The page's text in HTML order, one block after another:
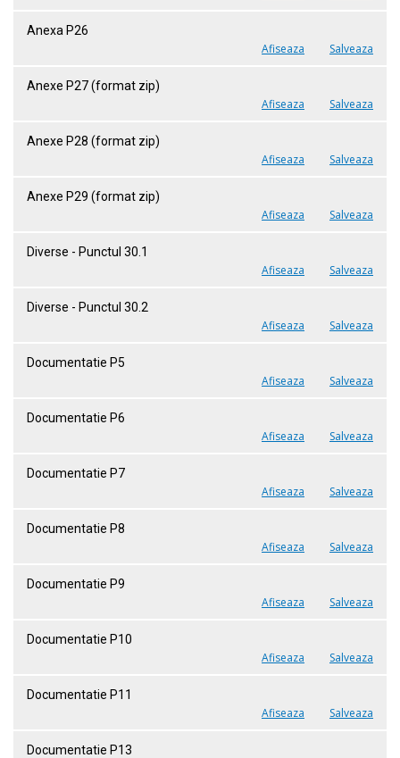
Anexa P26
Afiseaza Salveaza
Anexe P27 (format zip)
Afiseaza Salveaza
Anexe P28 (format zip)
Afiseaza Salveaza
Anexe P29 (format zip)
Afiseaza Salveaza
Diverse - Punctul 30.1
Afiseaza Salveaza
Diverse - Punctul 30.2
Afiseaza Salveaza
Documentatie P5
Afiseaza Salveaza
Documentatie P6
Afiseaza Salveaza
Documentatie P7
Afiseaza Salveaza
Documentatie P8
Afiseaza Salveaza
Documentatie P9
Afiseaza Salveaza
Documentatie P10
Afiseaza Salveaza
Documentatie P11
Afiseaza Salveaza
Documentatie P13